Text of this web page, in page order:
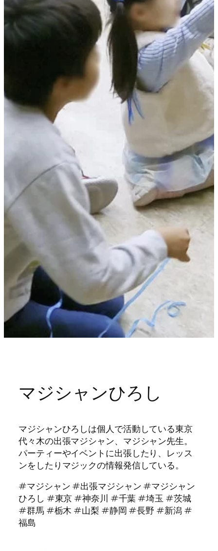
マジシャンひろし
マジシャンひろしは個人で活動している東京
代々木の出張マジシャン、マジシャン先生。
パーティーやイベントに出張したり、レッス
ンをしたりマジックの情報発信している。
#マジシャン #出張マジシャン #マジシャン
ひろし #東京 #神奈川 #千葉 #埼玉 #茨城
#群馬 #栃木 #山梨 #静岡 #長野 #新潟 #
福島